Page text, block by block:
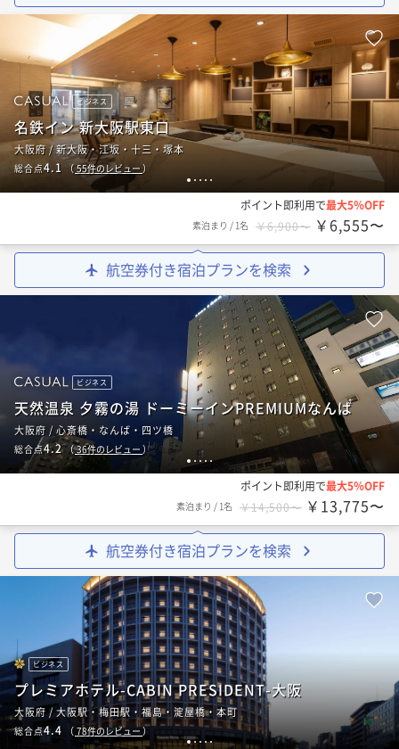
1 2 3 4 5
ビジネス
名鉄イン 新大阪駅東口
大阪府 / 新大阪・江坂・十三・塚本
総合点4.1 （55件のレビュー）
ポイント即利用で最大5％OFF
素泊まり / 1名 ￥6,900〜 ￥6,555〜
航空券付き宿泊プランを検索
1 2345
ビジネス
天然温泉 夕霧の湯 ドーミーインPREMIUMなんば
大阪府 / 心斎橋・なんば・四ツ橋
総合点4.2（36件のレビュー ）
ポイント即利用で最大5％OFF
素泊まり / 1名 ￥14,500〜 ￥13,775〜
航空券付き宿泊プランを検索
123 45
ビジネス
プレミアホテル-CABIN PRESIDENT-大阪
大阪府 / 大阪駅・梅田駅・福島・淀屋橋・本町
総合点4.4 （ 78件のレビュー）